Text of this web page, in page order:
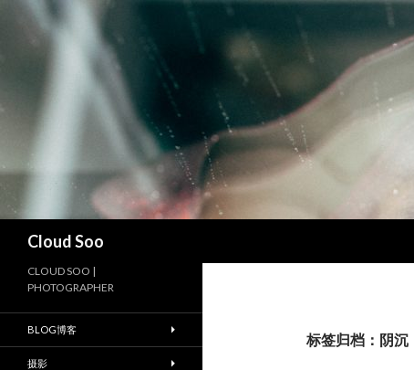
Cloud Soo
标签归档：阴沉
CLOUD SOO |
PHOTOGRAPHER
BLOG博客
摄影